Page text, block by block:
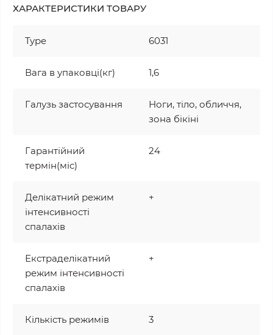
ХАРАКТЕРИСТИКИ ТОВАРУ
Type 6031
Вага в упаковці(кг) 1,6
Галузь застосування
Ноги, тіло, обличчя,
зона бікіні
Гарантійний
термін(міс)
24
Делікатний режим
інтенсивності
спалахів
+
Екстраделікатний
режим інтенсивності
спалахів
+
Кількість режимів 3